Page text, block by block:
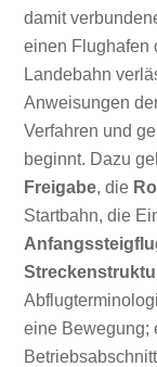
damit
einen Flughafen
Landebahn
Anweisungen
Verfahren und
beginnt. Dazu
Freigabe, die
Startbahn, die
eine Bewegung;